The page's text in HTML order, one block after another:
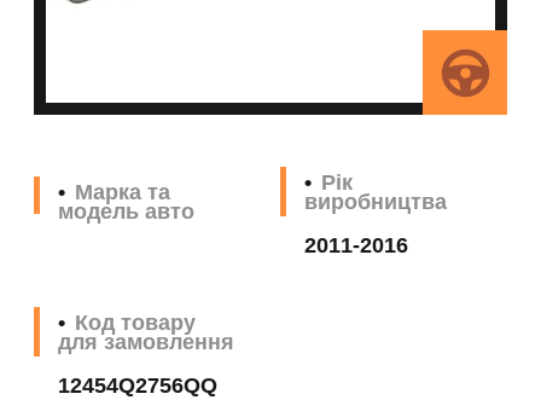
Марка та
модель авто
Рік
виробництва
2011-2016
Код товару
для замовлення
12454Q2756QQ